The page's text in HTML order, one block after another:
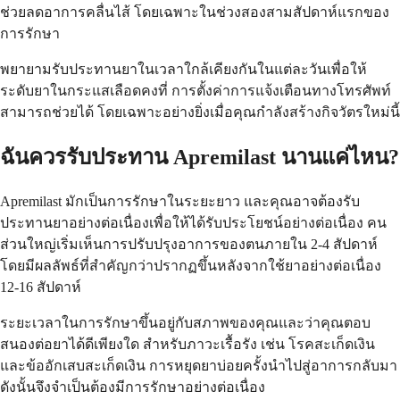
ช่วยลดอาการคลื่นไส้ โดยเฉพาะในช่วงสองสามสัปดาห์แรกของ
การรักษา
พยายามรับประทานยาในเวลาใกล้เคียงกันในแต่ละวันเพื่อให้
ระดับยาในกระแสเลือดคงที่ การตั้งค่าการแจ้งเตือนทางโทรศัพท์
สามารถช่วยได้ โดยเฉพาะอย่างยิ่งเมื่อคุณกำลังสร้างกิจวัตรใหม่นี้
ฉันควรรับประทาน Apremilast นานแค่ไหน?
Apremilast มักเป็นการรักษาในระยะยาว และคุณอาจต้องรับ
ประทานยาอย่างต่อเนื่องเพื่อให้ได้รับประโยชน์อย่างต่อเนื่อง คน
ส่วนใหญ่เริ่มเห็นการปรับปรุงอาการของตนภายใน 2-4 สัปดาห์
โดยมีผลลัพธ์ที่สำคัญกว่าปรากฏขึ้นหลังจากใช้ยาอย่างต่อเนื่อง
12-16 สัปดาห์
ระยะเวลาในการรักษาขึ้นอยู่กับสภาพของคุณและว่าคุณตอบ
สนองต่อยาได้ดีเพียงใด สำหรับภาวะเรื้อรัง เช่น โรคสะเก็ดเงิน
และข้ออักเสบสะเก็ดเงิน การหยุดยาบ่อยครั้งนำไปสู่อาการกลับมา
ดังนั้นจึงจำเป็นต้องมีการรักษาอย่างต่อเนื่อง